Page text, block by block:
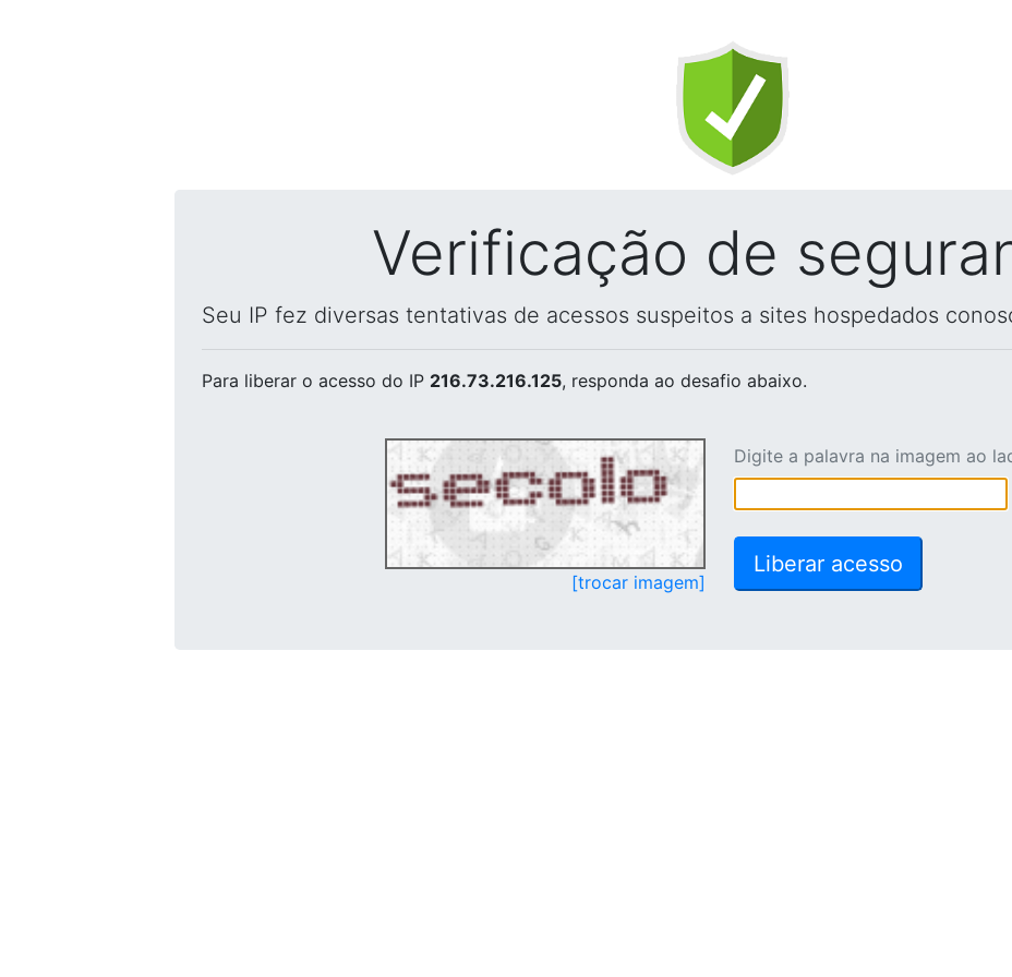
Verificação de
Seu IP fez diversas tentativas de acessos suspeitos a sites hospedados
Para liberar o acesso do IP 216.73.216.125, responda ao desafio abaixo.
[trocar imagem]
Digite a palavra na imagem ao